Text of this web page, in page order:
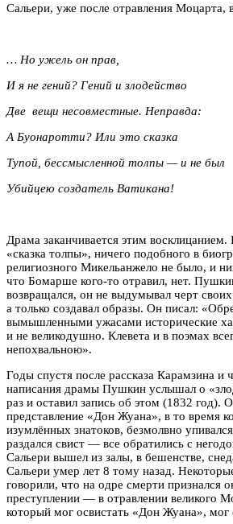
Сальери, уже после отравления Моцарта,
… Но ужель он прав,
И я не гений? Гений и злодейство
Две вещи несовместные. Неправда:
А Буонаротти? Или это сказка
Тупой, бессмысленной толпы — и не был
Убийцею создатель Ватикана!
Драма заканчивается этим
«сказка толпы», ничего подобного в
религиозного Микельанжело не было, и
что Бомарше кого-то отравил, нет.
возвращался, он не выдумывал черт
а только создавал образы. Он писал:
вымышленными ужасами исторические
и не великодушно. Клевета и в поэмах
непохвальною».
Годы спустя после рассказа Карамзина и
написания драмы Пушкин услышал о
раз и оставил запись об этом (1832 год).
представление «Дон Жуана», в то время
изумлённых знатоков, безмолвно
раздался свист — все обратились с
Сальери вышел из залы, в бешенстве,
Сальери умер лет 8 тому назад.
говорили, что на одре смерти признался
преступлении — в отравлении великого
который мог освистать «Дон Жуана», мог